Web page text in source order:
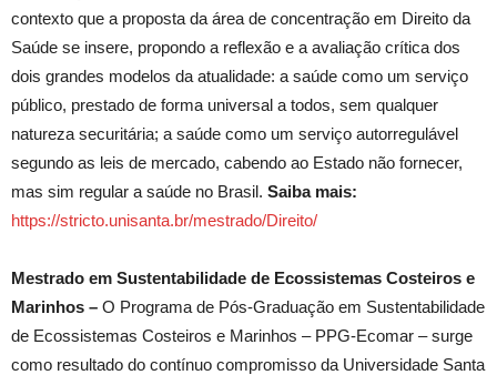
contexto que a proposta da área de concentração em Direito da
Saúde se insere, propondo a reflexão e a avaliação crítica dos
dois grandes modelos da atualidade: a saúde como um serviço
público, prestado de forma universal a todos, sem qualquer
natureza securitária; a saúde como um serviço autorregulável
segundo as leis de mercado, cabendo ao Estado não fornecer,
mas sim regular a saúde no Brasil. Saiba mais:
https://stricto.unisanta.br/mestrado/Direito/
Mestrado em Sustentabilidade de Ecossistemas Costeiros e
Marinhos – O Programa de Pós-Graduação em Sustentabilidade
de Ecossistemas Costeiros e Marinhos – PPG-Ecomar – surge
como resultado do contínuo compromisso da Universidade Santa